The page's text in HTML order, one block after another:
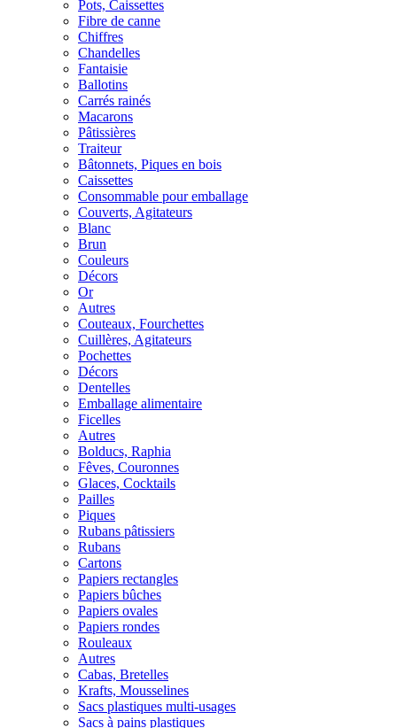
Pots, Caissettes
Fibre de canne
Chiffres
Chandelles
Fantaisie
Ballotins
Carrés rainés
Macarons
Pâtissières
Traiteur
Bâtonnets, Piques en bois
Caissettes
Consommable pour emballage
Couverts, Agitateurs
Blanc
Brun
Couleurs
Décors
Or
Autres
Couteaux, Fourchettes
Cuillères, Agitateurs
Pochettes
Décors
Dentelles
Emballage alimentaire
Ficelles
Autres
Bolducs, Raphia
Fêves, Couronnes
Glaces, Cocktails
Pailles
Piques
Rubans pâtissiers
Rubans
Cartons
Papiers rectangles
Papiers bûches
Papiers ovales
Papiers rondes
Rouleaux
Autres
Cabas, Bretelles
Krafts, Mousselines
Sacs plastiques multi-usages
Sacs à pains plastiques